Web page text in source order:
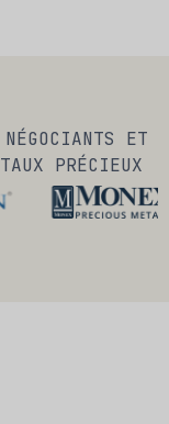
ET
PRÉCIEUX